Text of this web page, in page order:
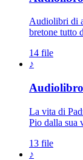
Audiolibri di
bretone tutto
14 file
♪
La vita di
Pio dalla sua
13 file
♪